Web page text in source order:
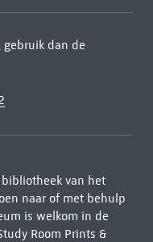
dan de
van het
naar of met behulp
is welkom in de
Room Prints &